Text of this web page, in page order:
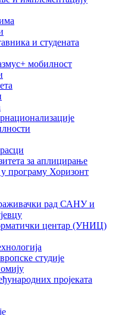
и студената
мобилност
за аплицирање
програму Хоризонт
рад САНУ и
центар (УНИЦ)
студије
пројеката